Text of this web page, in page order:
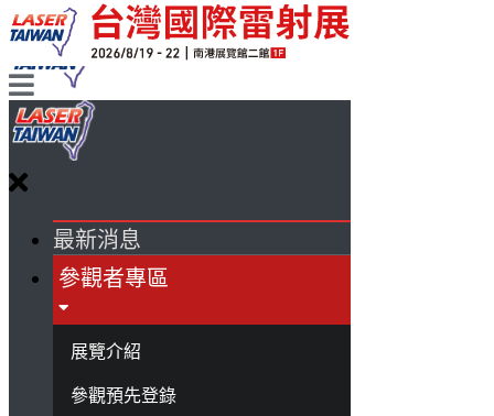
最新消息
參觀者專區
展覽介紹
參觀預先登錄